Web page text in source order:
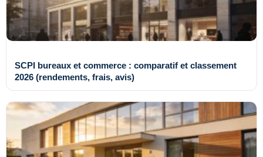
SCPI bureaux et commerce : comparatif et classement
2026 (rendements, frais, avis)